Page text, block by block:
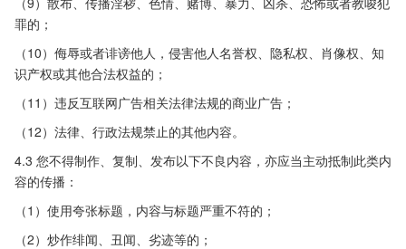
罪的；
（10）侮辱或者诽谤他人，侵害他人名誉权、隐私权、肖像权、知
识产权或其他合法权益的；
（11）违反互联网广告相关法律法规的商业广告；
（12）法律、行政法规禁止的其他内容。
4.3 您不得制作、复制、发布以下不良内容，亦应当主动抵制此类内
容的传播：
（1）使用夸张标题，内容与标题严重不符的；
（2）炒作绯闻、丑闻、劣迹等的；